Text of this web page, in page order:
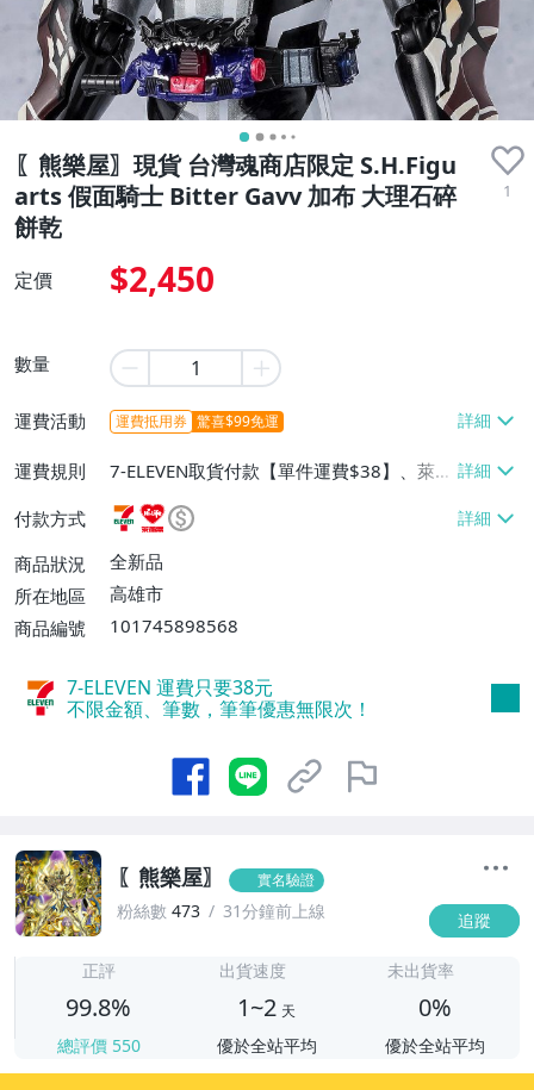
〖熊樂屋〗現貨 台灣魂商店限定 S.H.Figu
arts 假面騎士 Bitter Gavv 加布 大理石碎
餅乾
1
定價 $2,450
數量
運費活動 運費抵用券 驚喜$99免運
運費規則
7-ELEVEN取貨付款【單件運費$38】、萊爾
富取貨付款【單件運費$60】、宅配/貨運
【單件運費$160】、郵局掛號【單件運費
$100】
付款方式
商品狀況
全新品
所在地區
高雄市
商品編號
101745898568
7-ELEVEN 運費只要38元
不限金額、筆數，筆筆優惠無限次！
〖熊樂屋〗 實名驗證
粉絲數 473 31分鐘前上線 追蹤
正評
99.8%
總評價 550
出貨速度
1~2 天
優於全站平均
未出貨率
0%
優於全站平均